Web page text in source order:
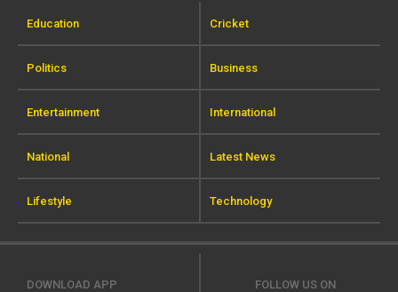
Education Cricket
Politics Business
Entertainment International
National Latest News
Lifestyle Technology
DOWNLOAD APP FOLLOW US ON